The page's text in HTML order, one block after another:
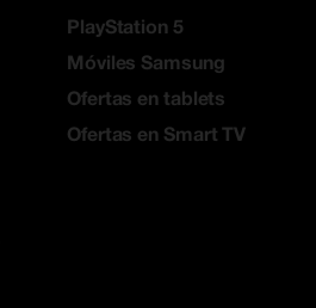
PlayStation 5
Móviles Samsung
Ofertas en tablets
Ofertas en Smart TV